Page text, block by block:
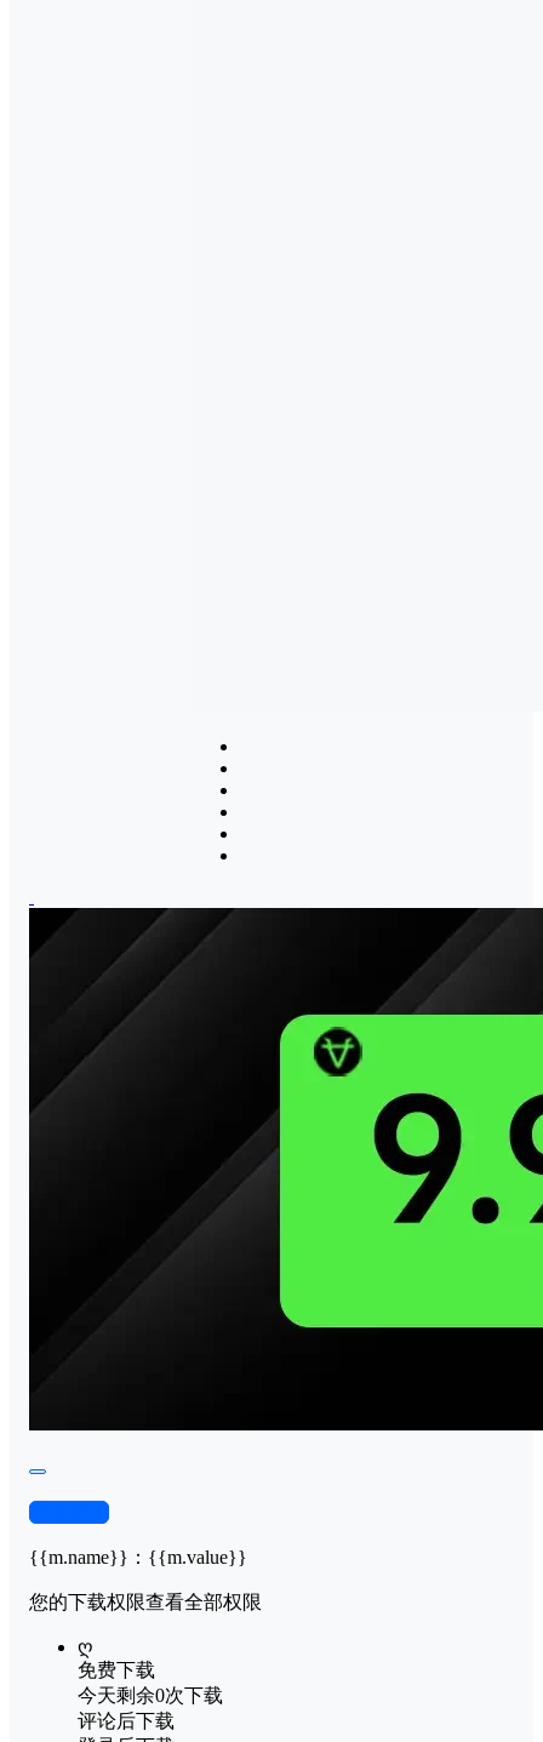
{{m.name}} ： {{m.value}}
您的下载权限查看全部权限
ღ
免费下载
今天剩余0次下载
评论后下载